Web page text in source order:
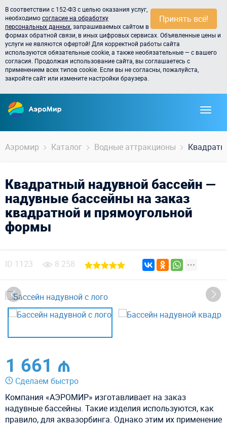
Принять всё!
В соответствии с 152-ФЗ с целью оказания услуг,
необходимосогласие на обработку
персональных данных , запрашиваемых сайтом в
формах обратной связи, в иных цифровых сервисах. Объявленные цены и
услуги не являются офертой! Для корректной работы сайта
используются обязательные cookie, а также необязательные — с вашего
согласия. Продолжая использование сайта, вы соглашаетесь с
применением всех типов cookie. Если вы не согласны, пожалуйста,
закройте сайт или измените настройки браузера.
Аэромир Каталог Водные аттракционы
Квадратный надувной бассейн —
надувные бассейны на заказ
квадратной и прямоугольной
формы
ID 1123 8 258
1 661 ₼
Сделаем быстро
Компания «АЭРОМИР» изготавливает на заказ
надувные бассейны. Такие изделия используются, как
правило, для аквазорбинга. Однако этим их применение